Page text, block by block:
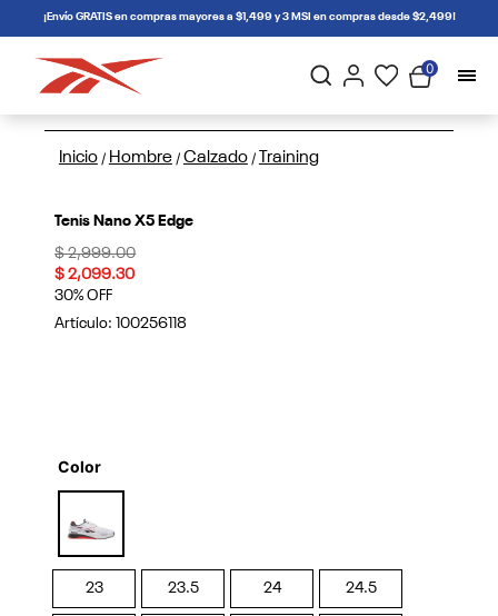
connectif¡Envío GRATIS en compras mayores a $1,499 y 3 MSI en compras desde $2,499!
0
Inicio / Hombre / Calzado / Training
Tenis Nano X5 Edge
Price reduced from
$ 2,999.00to
$ 2,099.30
30% OFF
Artículo: 100256118
Color
selected
23 23.5 24 24.5